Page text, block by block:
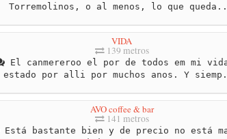
Torremolinos, o al menos, lo que
VIDA
139 metros
El canmereroo el por de todos em mi
estado por alli por muchos anos. Y
AVO coffee & bar
141 metros
Está bastante bien y de precio no está